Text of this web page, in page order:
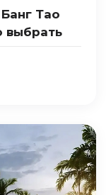
Тао
выбрать